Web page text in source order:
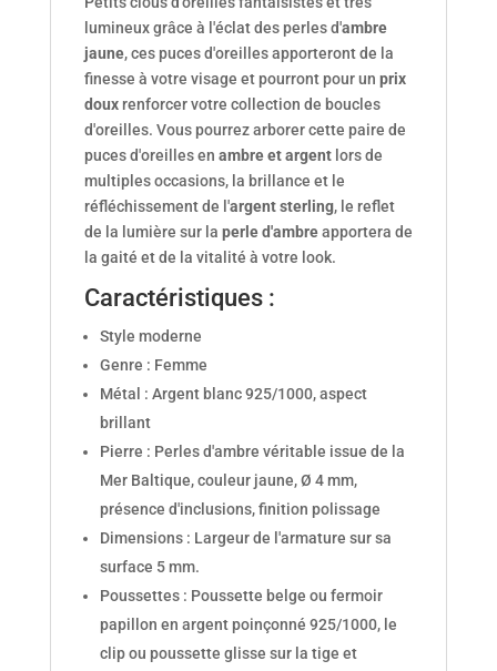
lumineux grâce à l'éclat des perles d'ambre
jaune, ces puces d'oreilles apporteront de la
finesse à votre visage et pourront pour un prix
douxrenforcer votre collection de boucles
d'oreilles. Vous pourrez arborer cette paire de
puces d'oreilles en ambre et argentlors de
multiples occasions, la brillance et le
réfléchissement de l'argent sterling, le reflet
de la lumière sur la perle d'ambreapportera de
la gaité et de la vitalité à votre look.
Caractéristiques :
Style moderne
Genre : Femme
Métal : Argent blanc 925/1000, aspect
brillant
Pierre : Perles d'ambre véritable issue de la
Mer Baltique, couleur jaune, Ø 4 mm,
présence d'inclusions, finition polissage
Dimensions : Largeur de l'armature sur sa
surface 5 mm.
Poussettes : Poussette belge ou fermoir
papillon en argent poinçonné 925/1000, le
clip ou poussette glisse sur la tige et